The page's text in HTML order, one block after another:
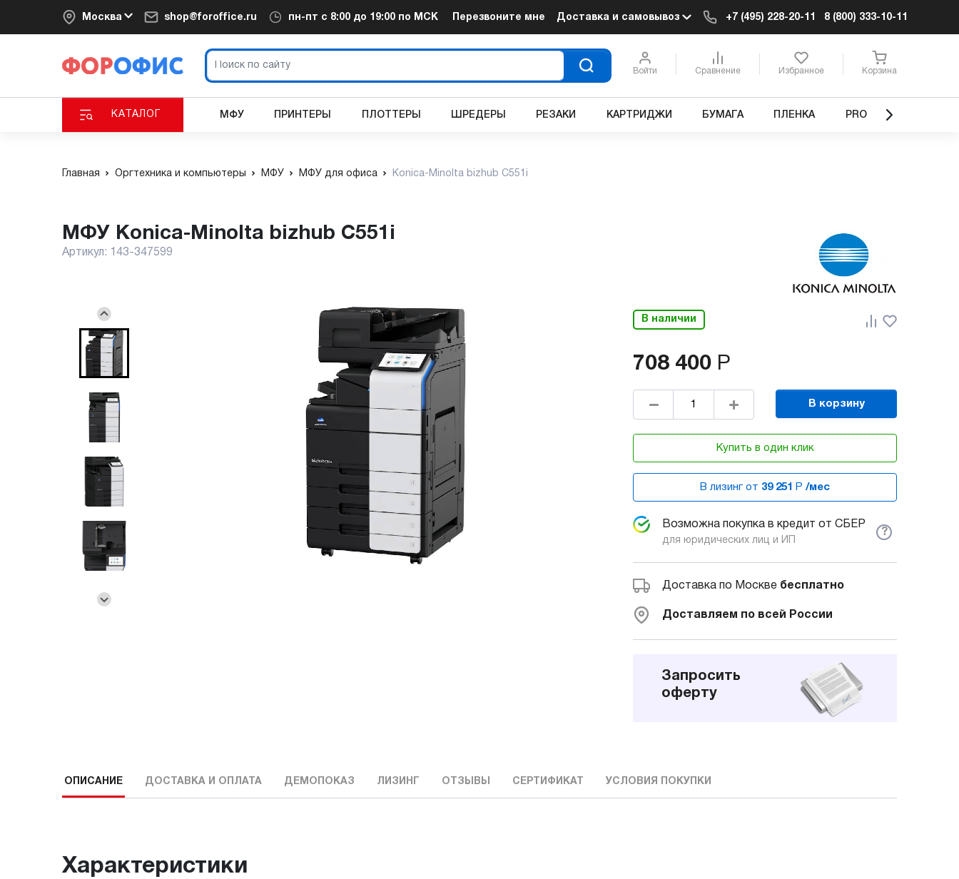
Москва shop@foroffice.ru пн-пт с 8:00 до 19:00 по МСК Перезвоните мне Доставка и самовывоз +7 (495) 228-20-11 8 (800) 333-10-11
Войти Сравнение Избранное Корзина
КАТАЛОГ МФУ ПРИНТЕРЫ ПЛОТТЕРЫ ШРЕДЕРЫ РЕЗАКИ КАРТРИДЖИ БУМАГА ПЛЕНКА PRO
Главная Оргтехника и компьютеры МФУ МФУ для офиса Konica-Minolta bizhub C551i
МФУ Konica-Minolta bizhub C551i
Артикул: 143-347599
В наличии
708 400 Р
В корзину
Купить в один клик
В лизинг от 39 251 Р /мес
Возможна покупка в кредит от СБЕР
для юридических лиц и ИП
?
Доставка по Москве бесплатно
Доставляем по всей России
Запросить
оферту
ОПИСАНИЕ ДОСТАВКА И ОПЛАТА ДЕМОПОКАЗ ЛИЗИНГ ОТЗЫВЫ СЕРТИФИКАТ УСЛОВИЯ ПОКУПКИ
Характеристики